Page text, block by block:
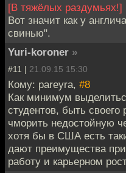
[В тяжёлых раздумьях!]
Вот значит как у
свинью".
Yuri-koroner »
#11 | 21.09.15 15:30
Кому: pareyra, #8
Как минимум
студентов, быть
чморить недостойную
хотя бы в США есть
дают преимущества
работу и карьерном